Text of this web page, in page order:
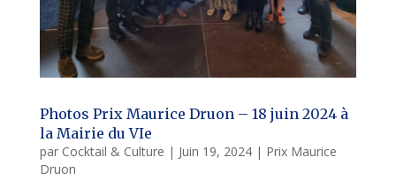
Photos Prix Maurice Druon – 18 juin 2024 à
la Mairie du VIe
par Cocktail & Culture | Juin 19, 2024| Prix Maurice
Druon